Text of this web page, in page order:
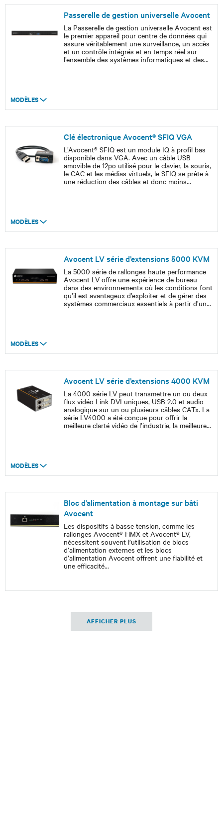
Passerelle de gestion universelle Avocent
La Passerelle de gestion universelle Avocent est
le premier appareil pour centre de données qui
assure véritablement une surveillance, un accès
et un contrôle intégrés et en temps réel sur
l’ensemble des systèmes informatiques et des...
MODÈLES
Clé électronique Avocent® SFIQ VGA
L’Avocent® SFIQ est un module IQ à profil bas
disponible dans VGA. Avec un câble USB
amovible de 12po utilisé pour le clavier, la souris,
le CAC et les médias virtuels, le SFIQ se prête à
une réduction des câbles et donc moins...
MODÈLES
Avocent LV série d’extensions 5000 KVM
La 5000 série de rallonges haute performance
Avocent LV offre une expérience de bureau
dans des environnements où les conditions font
qu’il est avantageux d’exploiter et de gérer des
systèmes commerciaux essentiels à partir d’un...
MODÈLES
Avocent LV série d’extensions 4000 KVM
La 4000 série LV peut transmettre un ou deux
flux vidéo Link DVI uniques, USB 2.0 et audio
analogique sur un ou plusieurs câbles CATx. La
série LV4000 a été conçue pour offrir la
meilleure clarté vidéo de l’industrie, la meilleure...
MODÈLES
Bloc d’alimentation à montage sur bâti
Avocent
Les dispositifs à basse tension, comme les
rallonges Avocent® HMX et Avocent® LV,
nécessitent souvent l’utilisation de blocs
d’alimentation externes et les blocs
d’alimentation Avocent offrent une fiabilité et
une efficacité...
AFFICHER PLUS